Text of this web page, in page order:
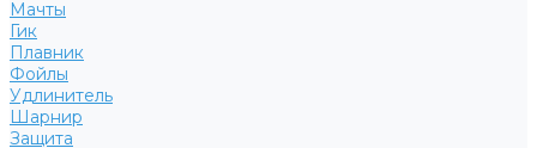
Мачты
Гик
Плавник
Фойлы
Удлинитель
Шарнир
Защита